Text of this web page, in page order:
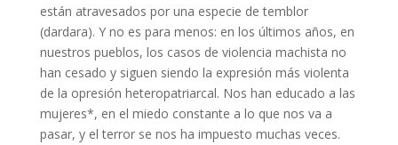
están atravesados por una especie de temblor
(dardara). Y no es para menos: en los últimos años, en
nuestros pueblos, los casos de violencia machista no
han cesado y siguen siendo la expresión más violenta
de la opresión heteropatriarcal. Nos han educado a las
mujeres*, en el miedo constante a lo que nos va a
pasar, y el terror se nos ha impuesto muchas veces.